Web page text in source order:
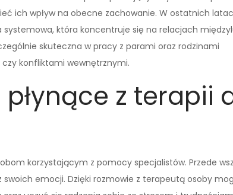
ich wpływ na obecne zachowanie. W ostatnich
która koncentruje się na relacjach
skuteczna w pracy z parami oraz rodzinami
konfliktami wewnętrznymi.
z terapii
korzystającym z pomocy specjalistów. Przede
emocji. Dzięki rozmowie z terapeutą osoby